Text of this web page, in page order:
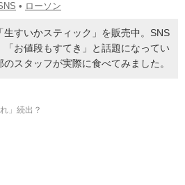
• ローソン
生すいかスティック」を販売中。SNS
「お値段もすてき」と話題になってい
スタッフが実際に食べてみました。
」続出？